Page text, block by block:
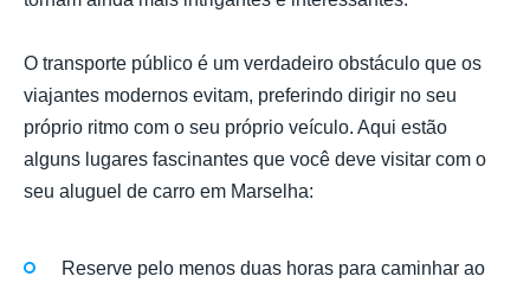
O transporte público é um verdadeiro obstáculo que os
viajantes modernos evitam, preferindo dirigir no seu
próprio ritmo com o seu próprio veículo. Aqui estão
alguns lugares fascinantes que você deve visitar com o
seu aluguel de carro em Marselha:
Reserve pelo menos duas horas para caminhar ao